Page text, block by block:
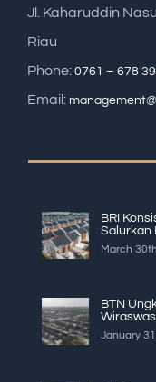
Jl. Kaharuddin
Riau
Phone: 0761 – 678
Email:
BRI
Salurkan
March
BTN
January